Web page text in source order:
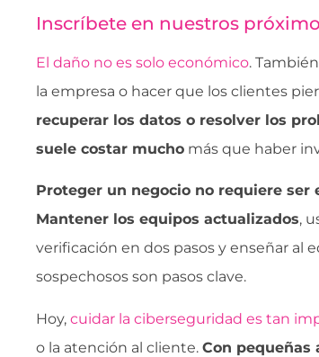
Inscríbete en nuestros
El daño no es solo económico.
la empresa o hacer que los clientes
recuperar los datos o resolver los
suele costar mucho más que haber
Proteger un negocio no requiere ser
Mantener los equipos actualizados,
verificación en dos pasos y enseñar al
sospechosos son pasos clave.
Hoy, cuidar la ciberseguridad es tan
o la atención al cliente. Con pequeñas